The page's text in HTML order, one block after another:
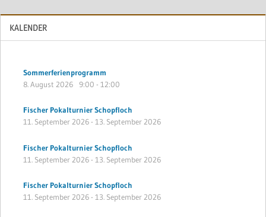
KALENDER
Sommerferienprogramm
8. August 2026 9:00 - 12:00
Fischer Pokalturnier Schopfloch
11. September 2026- 13. September 2026
Fischer Pokalturnier Schopfloch
11. September 2026- 13. September 2026
Fischer Pokalturnier Schopfloch
11. September 2026- 13. September 2026